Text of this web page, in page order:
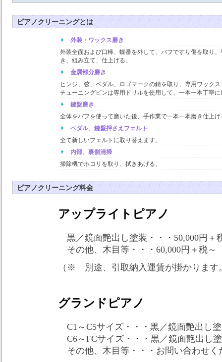
ピアノクリーニングとは
外装・ワックス磨き
外装全面および口棒、蝶番を外して、バフですり傷を取り
き、組み立て、仕上げる。
金属部分磨き
ヒンジ、弦、ペダル、ロゴマークの錆を取り、専用ワック
チューニングピンは専用ドリルを使用して、一本一本丁寧
鍵盤磨き
全体をバフを使って磨いた後、手作業で一本一本磨き仕上げ
ペダル、鍵盤押さえフェルト
全て新しいフェルトに取り替えます。
内部、裏側清掃
掃除機でホコリを取り、拭きあげる。
ピアノクリーニング料金
アップライトピアノ
黒／鏡面艶出し塗装・・・50,000円＋
その他、木目等・・・60,000円＋税～
（※ 別途、引取納入運賃が掛かりま
グランドピアノ
C1～C5サイズ・・・黒／鏡面艶出し
C6～FCサイズ・・・黒／鏡面艶出し
その他、木目等・・・お問い合わせく